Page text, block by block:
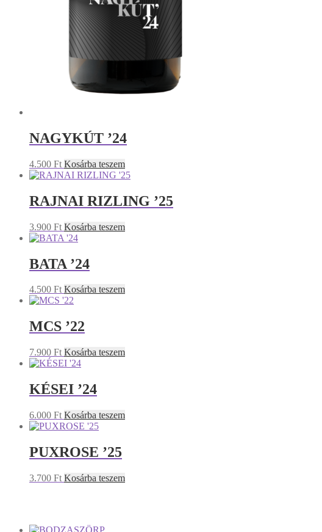
NAGYKÚT ’24
4.500 Ft Kosárba teszem
RAJNAI RIZLING ’25
3.900 Ft Kosárba teszem
BATA ’24
4.500 Ft Kosárba teszem
MCS ’22
7.900 Ft Kosárba teszem
KÉSEI ’24
6.000 Ft Kosárba teszem
PUXROSE ’25
3.700 Ft Kosárba teszem